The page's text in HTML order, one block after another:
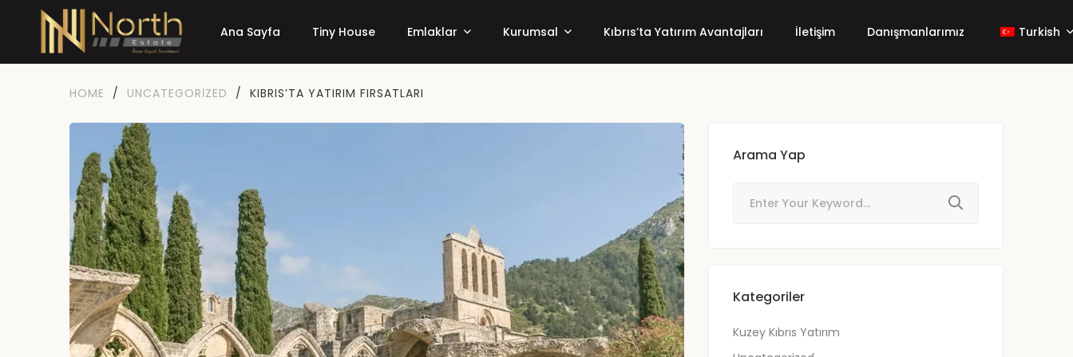
Ana Sayfa Tiny House Emlaklar Kurumsal Kıbrıs’ta Yatırım Avantajları İletişim Danışmanlarımız Turkish
HOME / UNCATEGORIZED / KIBRIS’TA YATIRIM FIRSATLARI
Arama Yap
Kategoriler
Kuzey Kıbrıs Yatırım